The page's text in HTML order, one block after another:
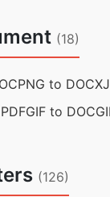
(18)
PNG to DOCX
GIF to DOC
(126)